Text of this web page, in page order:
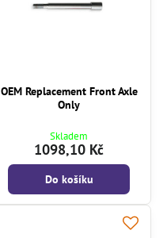
OEM Replacement Front Axle
Only
Skladem
1098,10 Kč
Do košíku